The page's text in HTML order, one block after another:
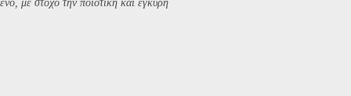
με στόχο την ποιοτική και έγκυρη